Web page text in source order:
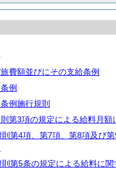
費額並びにその支給条例
例
例施行規則
第3項の規定による給料月額
第4項、第7項、第8項及び
第5条の規定による給料に関